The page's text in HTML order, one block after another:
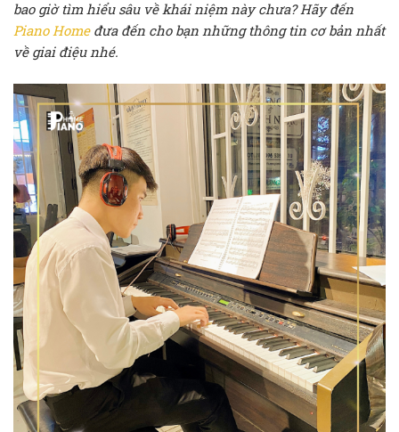
bao giờ tìm hiểu sâu về khái niệm này chưa? Hãy đến
Piano Homeđưa đến cho bạn những thông tin cơ bản nhất
về giai điệu nhé.